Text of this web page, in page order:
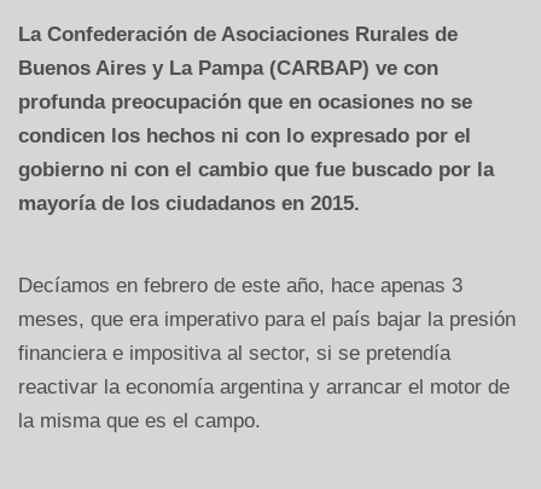
La Confederación de Asociaciones Rurales de
Buenos Aires y La Pampa (CARBAP) ve con
profunda preocupación que en ocasiones no se
condicen los hechos ni con lo expresado por el
gobierno ni con el cambio que fue buscado por la
mayoría de los ciudadanos en 2015.
Decíamos en febrero de este año, hace apenas 3
meses, que era imperativo para el país bajar la presión
financiera e impositiva al sector, si se pretendía
reactivar la economía argentina y arrancar el motor de
la misma que es el campo.